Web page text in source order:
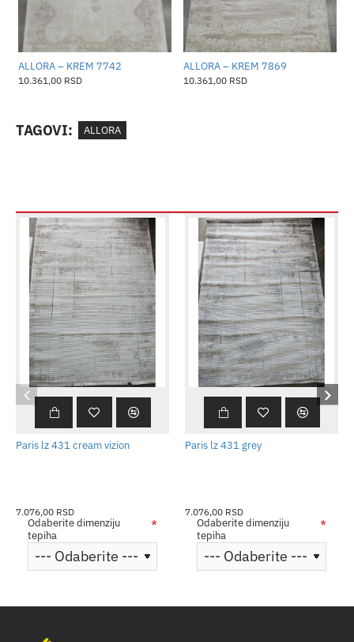
ALLORA – KREM 7742
10.361,00 RSD
ALLORA – KREM 7869
10.361,00 RSD
TAGOVI: ALLORA
Paris lz 431 cream vizion
7.076,00 RSD
Odaberite dimenziju
tepiha
Paris lz 431 grey
7.076,00 RSD
Odaberite dimenziju
tepiha